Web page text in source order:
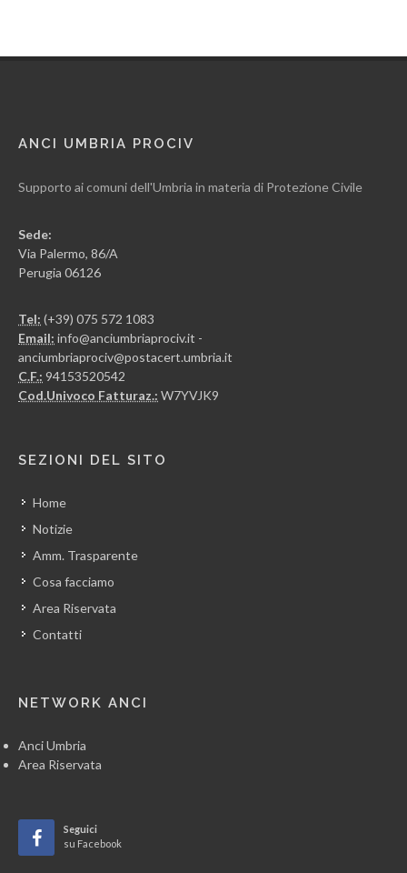
ANCI UMBRIA PROCIV
Supporto ai comuni dell'Umbria in materia di Protezione Civile
Sede:
Via Palermo, 86/A
Perugia 06126
Tel: (+39) 075 572 1083
Email: info@anciumbriaprociv.it -
anciumbriaprociv@postacert.umbria.it
C.F.: 94153520542
Cod.Univoco Fatturaz.: W7YVJK9
SEZIONI DEL SITO
Home
Notizie
Amm. Trasparente
Cosa facciamo
Area Riservata
Contatti
NETWORK ANCI
Anci Umbria
Area Riservata
Seguici
su Facebook